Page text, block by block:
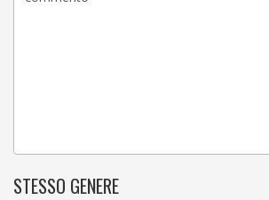
STESSO GENERE